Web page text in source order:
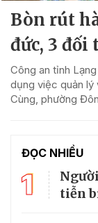
Bòn rút
đức, 3 đối
Công an tỉnh
dụng việc quản
Cùng, phường
ĐỌC NHIỀU
1
tiễn